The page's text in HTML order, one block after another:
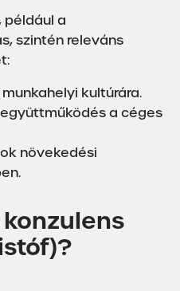
például a
szintén releváns
kultúrára.
a céges
növekedési